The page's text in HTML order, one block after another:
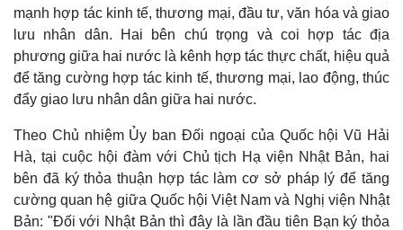
mạnh hợp tác kinh tế, thương mại, đầu tư, văn hóa và giao
lưu nhân dân. Hai bên chú trọng và coi hợp tác địa
phương giữa hai nước là kênh hợp tác thực chất, hiệu quả
để tăng cường hợp tác kinh tế, thương mại, lao động, thúc
đẩy giao lưu nhân dân giữa hai nước.
Theo Chủ nhiệm Ủy ban Đối ngoại của Quốc hội Vũ Hải
Hà, tại cuộc hội đàm với Chủ tịch Hạ viện Nhật Bản, hai
bên đã ký thỏa thuận hợp tác làm cơ sở pháp lý để tăng
cường quan hệ giữa Quốc hội Việt Nam và Nghị viện Nhật
Bản: "Đối với Nhật Bản thì đây là lần đầu tiên Bạn ký thỏa